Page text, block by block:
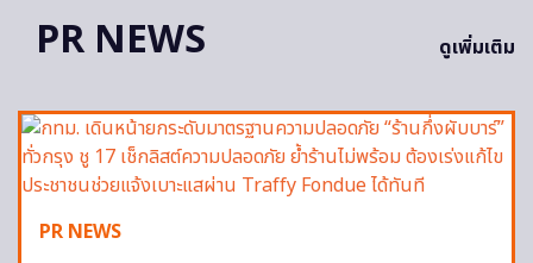
PR NEWS ดูเพิ่มเติม
PR NEWS